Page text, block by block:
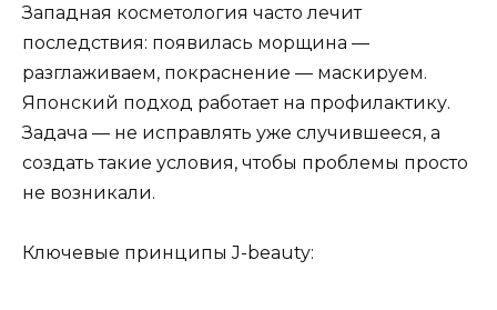
Западная косметология часто лечит
последствия: появилась морщина —
разглаживаем, покраснение — маскируем.
Японский подход работает на профилактику.
Задача — не исправлять уже случившееся, а
создать такие условия, чтобы проблемы просто
не возникали.
Ключевые принципы J-beauty: